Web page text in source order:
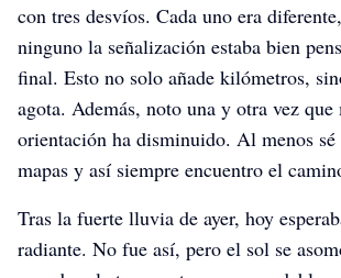
Pannonientour
Pannonientour
con tres desvíos. Cada uno era
ninguno la señalización estaba bien
final. Esto no solo añade kilómetros,
agota. Además, noto una y otra vez
orientación ha disminuido. Al menos
mapas y así siempre encuentro el
Tras la fuerte lluvia de ayer, hoy
radiante. No fue así, pero el sol se
Pannonientour